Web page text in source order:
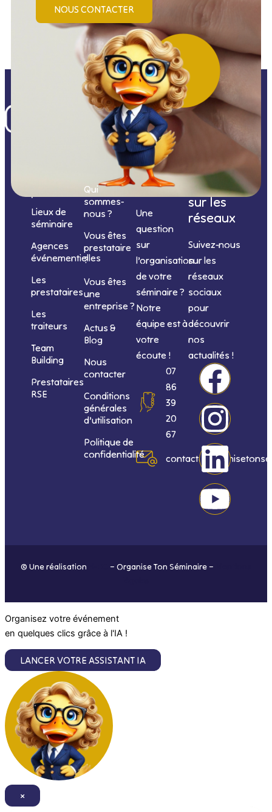
NOUS CONTACTER
prestations
Lieux de
séminaire
Agences
événementielles
Les
prestataires
Les
traiteurs
Team
Building
Prestataires
RSE
Informations
Qui
sommes-
nous ?
Vous êtes
prestataire
?
Vous êtes
une
entreprise ?
Actus &
Blog
Nous
contacter
Conditions
générales
d’utilisation
Politique de
confidentialité
Nous
contacter
Une
question
sur
l’organisation
de votre
séminaire ?
Notre
équipe est à
votre
écoute !
07
86
39
20
67
Nous
suivre
sur les
réseaux
Suivez-nous
sur les
réseaux
sociaux
pour
découvrir
nos
actualités !
F
a
c
e
b
I
n
s
t
a
L
i
n
k
e
Y
o
u
t
u
© Une réalisation – Organise Ton Séminaire –
Organisez votre événement
en quelques clics grâce à l'IA !
LANCER VOTRE ASSISTANT IA
×